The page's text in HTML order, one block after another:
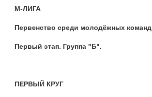
М-ЛИГА
Первенство среди молодёжных команд
Первый этап. Группа "Б".
ПЕРВЫЙ КРУГ